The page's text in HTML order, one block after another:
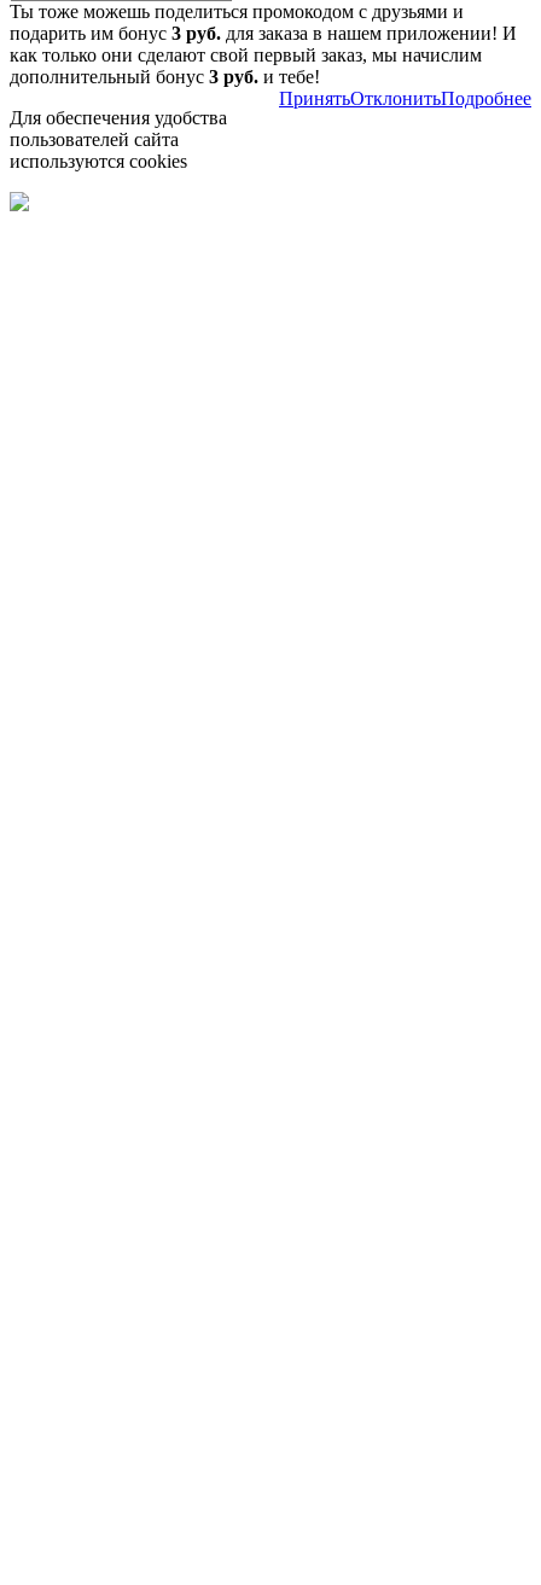
Ты тоже можешь поделиться промокодом с друзьями и
подарить им бонус 3 руб. для заказа в нашем приложении! И
как только они сделают свой первый заказ, мы начислим
дополнительный бонус 3 руб. и тебе!
Для обеспечения удобства
пользователей сайта
используются cookies
ПринятьОтклонитьПодробнее